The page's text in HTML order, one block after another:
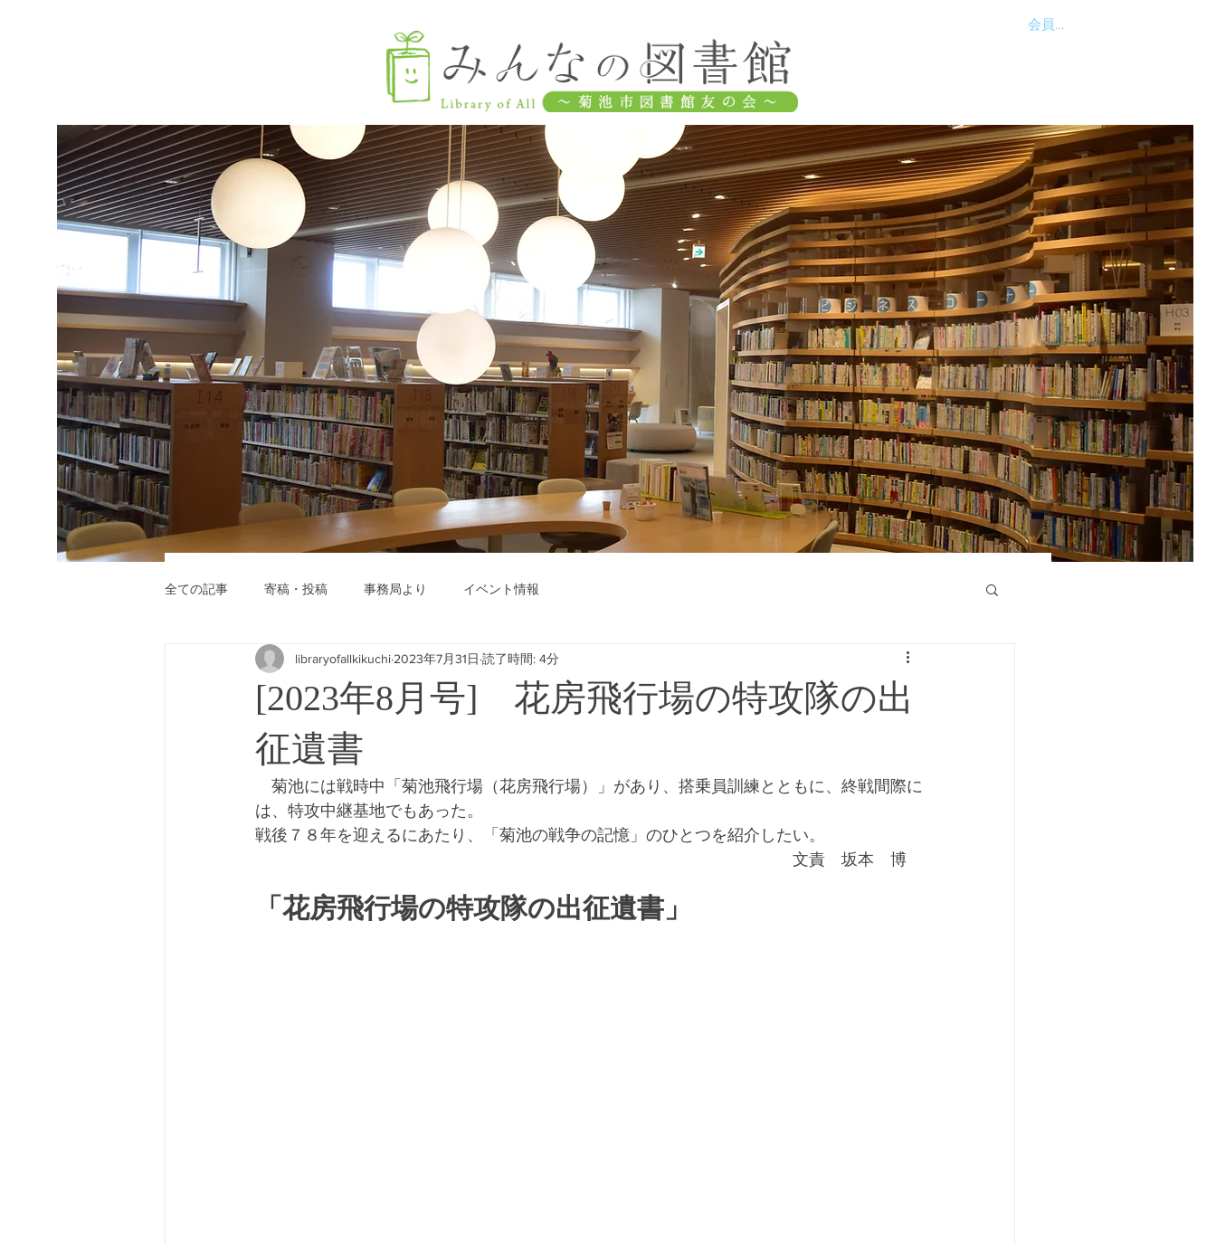
会員ログイン
全ての記事 寄稿・投稿 事務局より イベント情報
[2023年8月号] 花房飛行場の特攻隊の出
征遺書
libraryofallkikuchi 2023年7月31日 読了時間: 4分
菊池には戦時中「菊池飛行場（花房飛行場）」があり、搭乗員訓練とともに、終戦間際に
は、特攻中継基地でもあった。
戦後７８年を迎えるにあたり、「菊池の戦争の記憶」のひとつを紹介したい。
文責　坂本　博
「花房飛行場の特攻隊の出征遺書」